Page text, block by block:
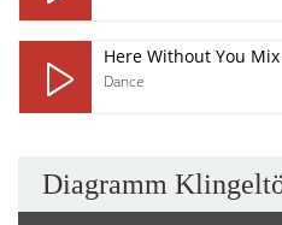
Here Without You
Dance
Diagramm